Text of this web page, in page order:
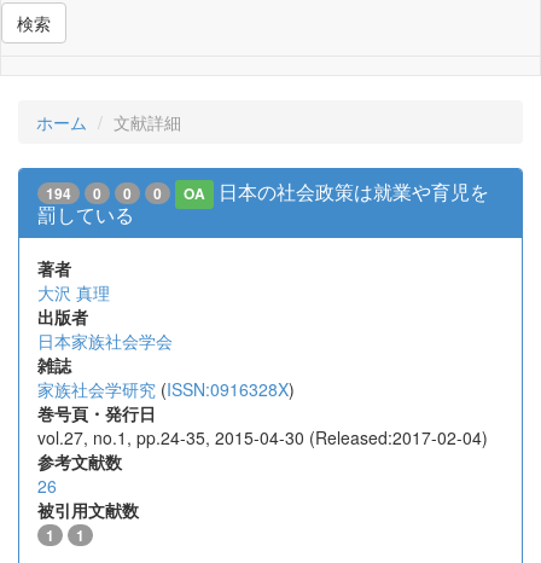
検索
ホーム 文献詳細
194 0 0 0 OA
日本の社会政策は就業や育児を
罰している
著者
大沢 真理
出版者
日本家族社会学会
雑誌
家族社会学研究 (ISSN:0916328X)
巻号頁・発行日
vol.27, no.1, pp.24-35, 2015-04-30 (Released:2017-02-04)
参考文献数
26
被引用文献数
1 1